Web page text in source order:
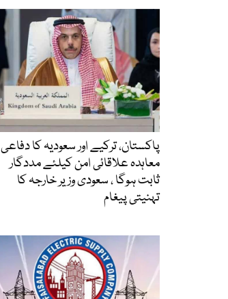
پاکستان، ترکیے اور سعودیہ کا دفاعی
معاہدہ علاقائی امن کیلئے مددگار
ثابت ہوگا ، سعودی وزیر خارجہ کا
تہنیتی پیغام